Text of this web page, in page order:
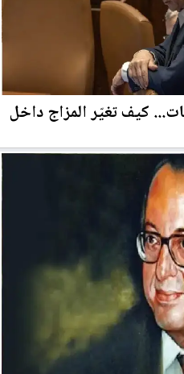
كيف تغيّر المزاج داخل